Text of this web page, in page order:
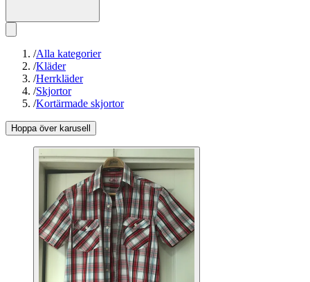
/Alla kategorier
/Kläder
/Herrkläder
/Skjortor
/Kortärmade skjortor
Hoppa över karusell